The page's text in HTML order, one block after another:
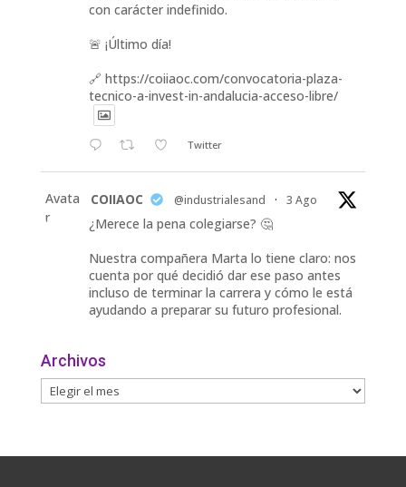
con carácter indefinido.
🚨 ¡Último día!
🔗 https://coiiaoc.com/convocatoria-plaza-
tecnico-a-invest-in-andalucia-acceso-libre/
Twitter
Avata
r
COIIAOC @industrialesand · 3 Ago
¿Merece la pena colegiarse? 🤔
Nuestra compañera Marta lo tiene claro: nos
cuenta por qué decidió dar ese paso antes
incluso de terminar la carrera y cómo le está
ayudando a preparar su futuro profesional.
🤝 Contacto con profesionales y empresas.
💼
Archivos